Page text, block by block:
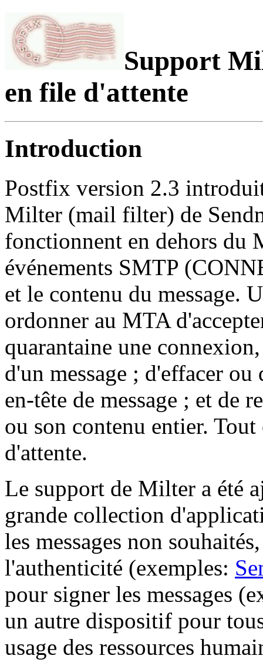
Support
en file d'attente
Introduction
Postfix version 2.3
Milter (mail filter) de
fonctionnent en dehors du
événements SMTP
et le contenu du message.
ordonner au MTA
quarantaine une
d'un message ; d'effacer
en-tête de message ; et de
ou son contenu entier.
d'attente.
Le support de Milter a été
grande collection
les messages non
l'authenticité (exemples:
pour signer les messages
un autre dispositif pour
usage des ressources